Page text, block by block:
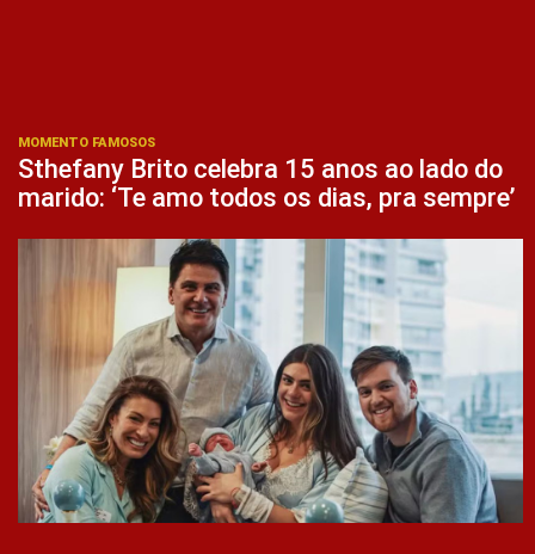
MOMENTO FAMOSOS
Sthefany Brito celebra 15 anos ao lado do
marido: ‘Te amo todos os dias, pra sempre’